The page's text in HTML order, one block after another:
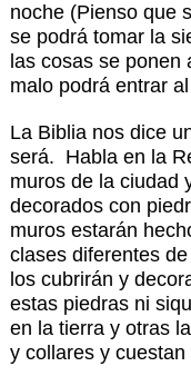
noche (Pienso que
se podrá tomar la
las cosas se
malo podrá entrar
La Biblia nos dice
será. Habla en la
muros de la ciudad
decorados con
muros estarán
clases diferentes
los cubrirán y
estas piedras ni
en la tierra y otras
y collares y cuestan